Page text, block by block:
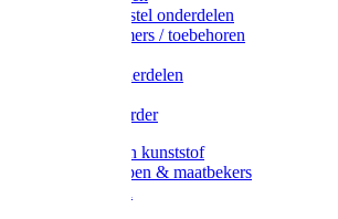
Koerugborstel onderdelen
Kalveremmers / toebehoren
Koelift onderdelen
Uieronthaarder
Voerbakken kunststof
Voerscheppen & maatbekers